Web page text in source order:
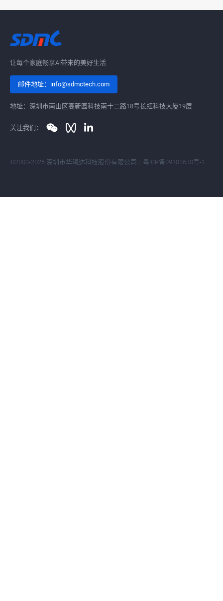
让每个家庭畅享AI带来的美好生活
邮件地址：info@sdmctech.com
地址：深圳市南山区高新园科技南十二路18号长虹科技大厦19层
关注我们：
©2003-2026 深圳市华曦达科技股份有限公司 | 粤ICP备09102630号-1